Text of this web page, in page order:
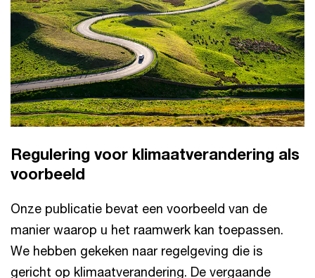
Regulering voor klimaatverandering als
voorbeeld
Onze publicatie bevat een voorbeeld van de
manier waarop u het raamwerk kan toepassen.
We hebben gekeken naar regelgeving die is
gericht op klimaatverandering. De vergaande